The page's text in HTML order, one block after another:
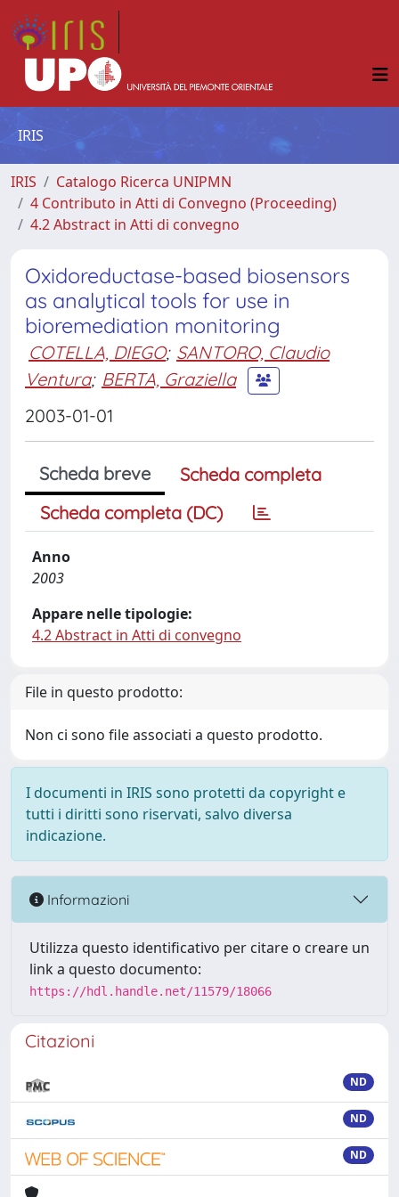
IRIS
IRIS
Catalogo Ricerca UNIPMN
4 Contributo in Atti di Convegno (Proceeding)
4.2 Abstract in Atti di convegno
Oxidoreductase-based biosensors
as analytical tools for use in
bioremediation monitoring
COTELLA, DIEGO; SANTORO, Claudio
Ventura; BERTA, Graziella
2003-01-01
Scheda breve
Scheda completa
Scheda completa (DC)
Anno
2003
Appare nelle tipologie:
4.2 Abstract in Atti di convegno
File in questo prodotto:
Non ci sono file associati a questo prodotto.
I documenti in IRIS sono protetti da copyright e
tutti i diritti sono riservati, salvo diversa
indicazione.
Informazioni
Utilizza questo identificativo per citare o creare un
link a questo documento:
https://hdl.handle.net/11579/18066
Citazioni
ND
ND
ND